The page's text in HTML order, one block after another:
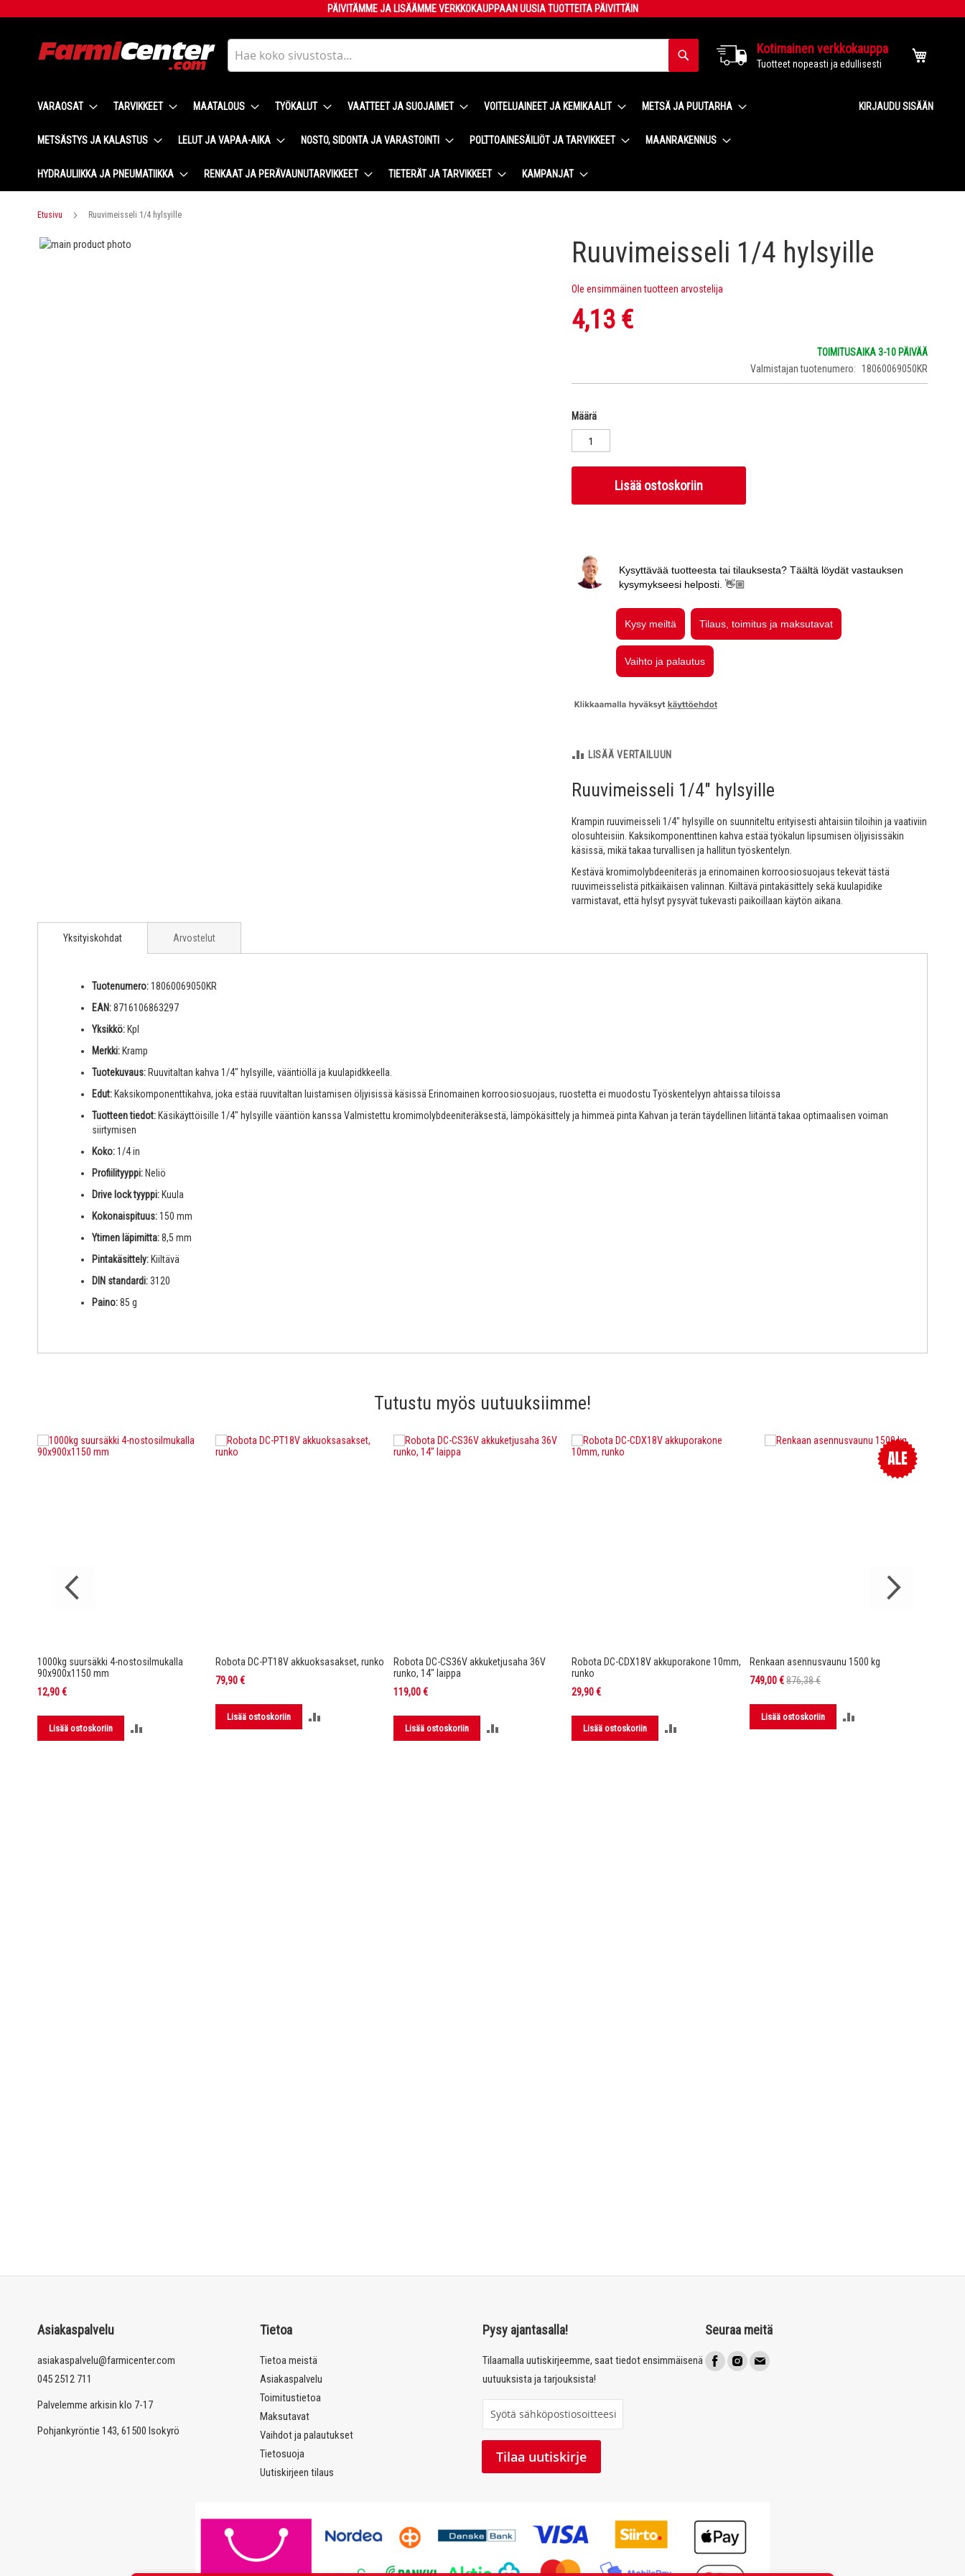
to
PÄIVITÄMME JA LISÄÄMME VERKKOKAUPPAAN UUSIA TUOTTEITA PÄIVITTÄIN
Kotimainen verkkokauppa
Tuotteet nopeasti ja edullisesti
VARAOSAT TARVIKKEET MAATALOUS TYÖKALUT VAATTEET JA SUOJAIMET VOITELUAINEET JA KEMIKAALIT METSÄ JA PUUTARHA
METSÄSTYS JA KALASTUS LELUT JA VAPAA-AIKA NOSTO, SIDONTA JA VARASTOINTI POLTTOAINESÄILIÖT JA TARVIKKEET MAANRAKENNUS
HYDRAULIIKKA JA PNEUMATIIKKA RENKAAT JA PERÄVAUNUTARVIKKEET TIETERÄT JA TARVIKKEET KAMPANJAT
KIRJAUDU SISÄÄN
Etusivu Ruuvimeisseli 1/4 hylsyille
Skip
Ruuvimeisseli 1/4 hylsyille
Ole ensimmäinen tuotteen arvostelija
4,13 €
TOIMITUSAIKA 3-10 PÄIVÄÄ
Valmistajan tuotenumero
18060069050KR
Määrä
Lisää ostoskoriin
LISÄÄ VERTAILUUN
Ruuvimeisseli 1/4" hylsyille
Krampin ruuvimeisseli 1/4" hylsyille on suunniteltu erityisesti ahtaisiin tiloihin ja vaativiin
olosuhteisiin. Kaksikomponenttinen kahva estää työkalun lipsumisen öljyisissäkin
käsissä, mikä takaa turvallisen ja hallitun työskentelyn.
Kestävä kromimolybdeeniteräs ja erinomainen korroosiosuojaus tekevät tästä
ruuvimeisselistä pitkäikäisen valinnan. Kiiltävä pintakäsittely sekä kuulapidike
varmistavat, että hylsyt pysyvät tukevasti paikoillaan käytön aikana.
Yksityiskohdat
Tuotenumero:18060069050KR
EAN:8716106863297
Yksikkö: Kpl
Merkki: Kramp
Tuotekuvaus: Ruuvitaltan kahva 1/4" hylsyille, vääntiöllä ja kuulapidkkeella.
Edut: Kaksikomponenttikahva, joka estää ruuvitaltan luistamisen öljyisissä käsissä Erinomainen korroosiosuojaus, ruostetta ei muodostu Työskentelyyn ahtaissa tiloissa
Tuotteen tiedot: Käsikäyttöisille 1/4" hylsyille vääntiön kanssa Valmistettu kromimolybdeeniteräksestä, lämpökäsittely ja himmeä pinta Kahvan ja terän täydellinen liitäntä takaa optimaalisen voiman
siirtymisen
Koko:1/4 in
Profiilityyppi: Neliö
Drive lock tyyppi: Kuula
Kokonaispituus:150 mm
Ytimen läpimitta:8,5 mm
Pintakäsittely: Kiiltävä
DIN standardi:3120
Paino:85 g
Arvostelut
Tutustu myös uutuuksiimme!
1000kg suursäkki 4-nostosilmukalla
90x900x1150 mm
12,90 €
Lisää ostoskoriin
Robota DC-PT18V akkuoksasakset, runko
79,90 €
Lisää ostoskoriin
Robota DC-CS36V akkuketjusaha 36V
runko, 14" laippa
119,00 €
Lisää ostoskoriin
Robota DC-CDX18V akkuporakone 10mm,
runko
29,90 €
Lisää ostoskoriin
Renkaan asennusvaunu 1500 kg
Tarjoushinta
749,00 €876,38 €
Lisää ostoskoriin
Asiakaspalvelu
asiakaspalvelu@farmicenter.com
045 2512 711
Palvelemme arkisin klo 7-17
Pohjankyröntie 143, 61500 Isokyrö
Tietoa
Tietoa meistä
Asiakaspalvelu
Toimitustietoa
Maksutavat
Vaihdot ja palautukset
Tietosuoja
Uutiskirjeen tilaus
Pysy ajantasalla!
Tilaamalla uutiskirjeemme, saat tiedot ensimmäisenä
uutuuksista ja tarjouksista!
i
l
t
Tilaa uutiskirje
Seuraa meitä